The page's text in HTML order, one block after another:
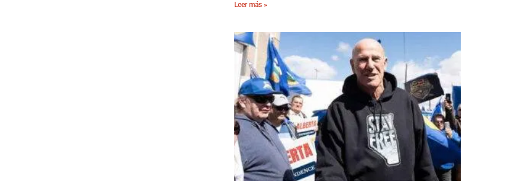
Leer más »